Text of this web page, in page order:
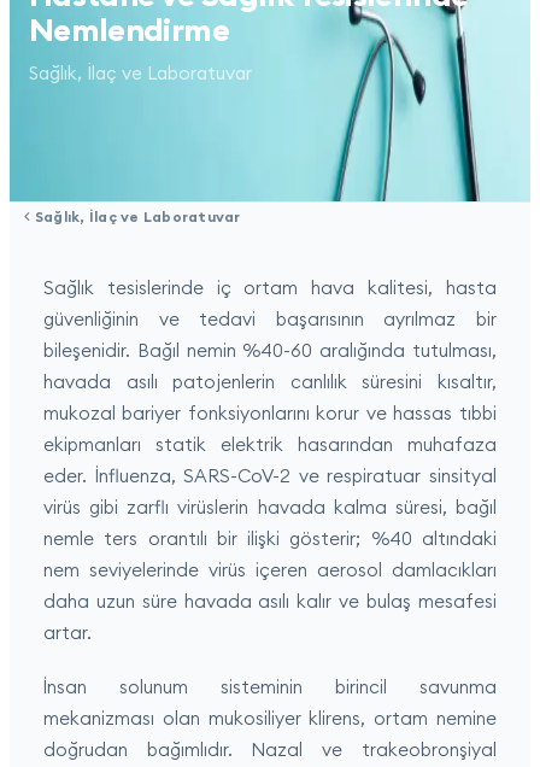
Nemlendirme
Sağlık, İlaç ve Laboratuvar
Sağlık, İlaç ve Laboratuvar
Sağlık tesislerinde iç ortam hava kalitesi, hasta
güvenliğinin ve tedavi başarısının ayrılmaz bir
bileşenidir. Bağıl nemin %40-60 aralığında tutulması,
havada asılı patojenlerin canlılık süresini kısaltır,
mukozal bariyer fonksiyonlarını korur ve hassas tıbbi
ekipmanları statik elektrik hasarından muhafaza
eder. İnfluenza, SARS-CoV-2 ve respiratuar sinsityal
virüs gibi zarflı virüslerin havada kalma süresi, bağıl
nemle ters orantılı bir ilişki gösterir; %40 altındaki
nem seviyelerinde virüs içeren aerosol damlacıkları
daha uzun süre havada asılı kalır ve bulaş mesafesi
artar.
İnsan solunum sisteminin birincil savunma
mekanizması olan mukosiliyer klirens, ortam nemine
doğrudan bağımlıdır. Nazal ve trakeobronşiyal